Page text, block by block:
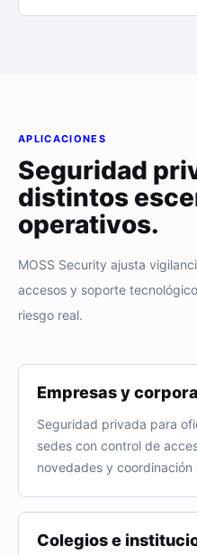
APLICACIONES
Seguridad
distintos
operativos.
MOSS Security ajusta
accesos y soporte
riesgo real.
Empresas y
Seguridad privada para
sedes con control de
novedades y coordinación
Colegios e